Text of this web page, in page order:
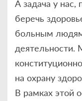
А задача у нас,
беречь
больным
деятельности.
на охрану
В рамках этой